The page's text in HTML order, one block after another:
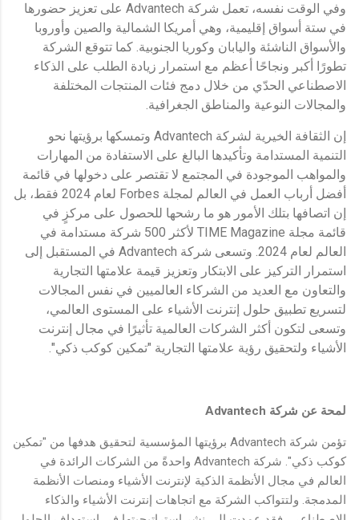
وفي الوقت نفسه، تعمل شركة Advantech على تعزيز حضورها
في ستة أسواق إقليمية، وهي أمريكا الشمالية والصين وأوروبا
والأسواق الناشئة واليابان وكوريا الجنوبية. كما تتوقع الشركة
تطورًا أكبر ونجاحًا أعظم مع استمرار زيادة الطلب على الذكاء
الاصطناعي الحدّي من خلال دمج فئات المنتجات المختلفة
والمجالات النوعية والمناطق الجغرافية.
إن الثقافة الخيرية لشركة Advantech وتمسكها برؤيتها نحو
التنمية المستدامة وتأكيدها البالغ على الاستفادة من المهارات
والمواهب الموجودة في المجتمع لا تقتصر على دخولها في قائمة
أفضل أرباب العمل في العالم لمجلة Forbes لعام 2024 فقط، بل
إن اتصافها بتلك الأمور هو ما رشحها للحصول على مركزٍ في
قائمة مجلة TIME Magazine لأكثر 500 شركة مستدامة في
العالم لعام 2024. وتسعى شركة Advantech في المستقبل إلى
استمرار التركيز على الابتكار وتعزيز قيمة علامتها التجارية
والتعاون مع العديد من الشركاء العالميين في نفس المجالات
لتسريع تطبيق حلول إنترنت الأشياء على المستوى العالمي،
وتسعى لتكون أكثر الشركات العالمية تأثيرًا في مجال إنترنت
الأشياء ولتحقيق رؤية علامتها التجارية "تمكين كوكب ذكي".
لمحة عن شركة Advantech
تؤمن شركة Advantech برؤيتها المؤسسية لتحقيق هدفها من "تمكين
كوكب ذكي". شركة Advantech واحدةً من الشركات الرائدة في
العالم في مجال الأنظمة الذكية لإنترنت الأشياء ومنصات الأنظمة
المدمجة. ولتتواكب الشركة مع اتجاهات إنترنت الأشياء والذكاء